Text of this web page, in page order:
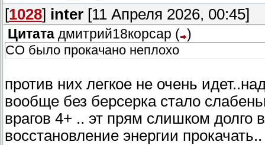
[1028] inter [11 Апреля 2026, 00:45]
Цитата дмитрий18корсар ( )
СО было прокачано неплохо
против них легкое не очень
вообще без берсерка стало
врагов 4+ .. эт прям слишком долго
восстановление энергии